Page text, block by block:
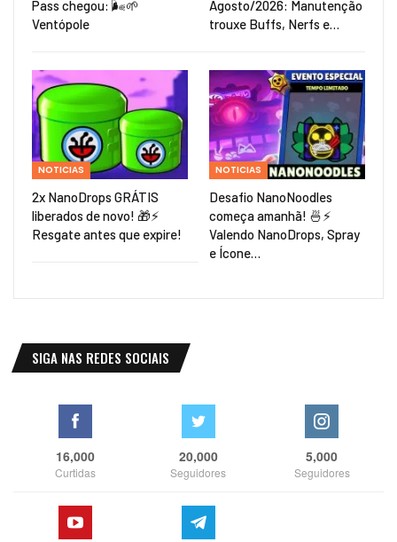
Pass chegou: 🌬️🌱
Ventópole
Agosto/2026: Manutenção
trouxe Buffs, Nerfs e…
NOTICIAS
2x NanoDrops GRÁTIS
liberados de novo! 🎁⚡
Resgate antes que expire!
NOTICIAS
Desafio NanoNoodles
começa amanhã! 🍜⚡
Valendo NanoDrops, Spray
e Ícone…
SIGA NAS REDES SOCIAIS
16,000
Curtidas
20,000
Seguidores
5,000
Seguidores